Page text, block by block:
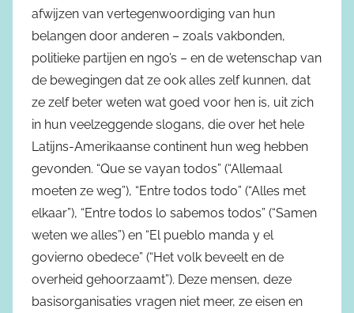
afwijzen van vertegenwoordiging van hun
belangen door anderen – zoals vakbonden,
politieke partijen en ngo’s – en de wetenschap van
de bewegingen dat ze ook alles zelf kunnen, dat
ze zelf beter weten wat goed voor hen is, uit zich
in hun veelzeggende slogans, die over het hele
Latijns-Amerikaanse continent hun weg hebben
gevonden. “Que se vayan todos” (“Allemaal
moeten ze weg”), “Entre todos todo” (“Alles met
elkaar”), “Entre todos lo sabemos todos” (“Samen
weten we alles”) en “El pueblo manda y el
govierno obedece” (“Het volk beveelt en de
overheid gehoorzaamt”). Deze mensen, deze
basisorganisaties vragen niet meer, ze eisen en